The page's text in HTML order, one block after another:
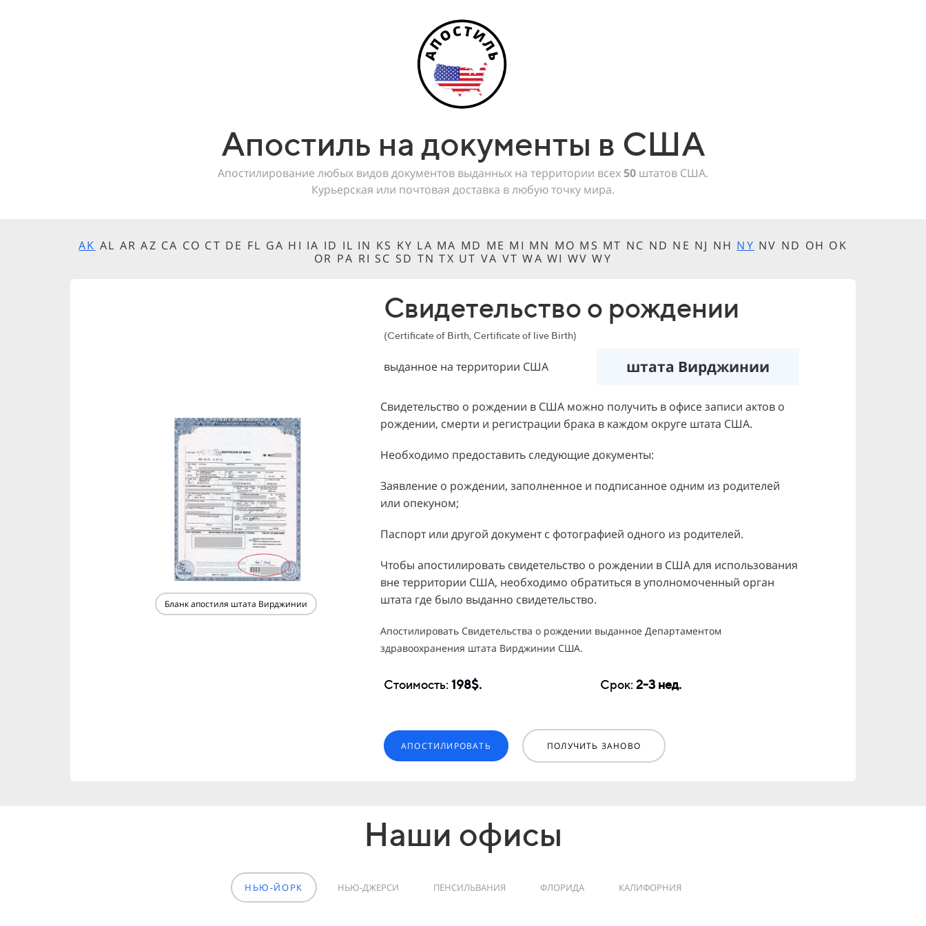
Апостиль на документы в США
Апостилирование любых видов документов выданных на территории всех 50 штатов США.
Курьерская или почтовая доставка в любую точку мира.
AK AL AR AZ CA CO CT DE FL GA HI IA ID IL IN KS KY LA MA MD ME MI MN MO MS MT NC ND NE NJ NH NY NV ND OH OK
OR PA RI SC SD TN TX UT VA VT WA WI WV WY
Бланк апостиля штата Вирджинии
Свидетельство о рождении
(Certificate of Birth, Certificate of live Birth)
выданное на территории США штата Вирджинии
Свидетельство о рождении в США можно получить в офисе записи актов о
рождении, смерти и регистрации брака в каждом округе штата США.
Необходимо предоставить следующие документы:
Заявление о рождении, заполненное и подписанное одним из родителей
или опекуном;
Паспорт или другой документ с фотографией одного из родителей.
Чтобы апостилировать свидетельство о рождении в США для использования
вне территории США, необходимо обратиться в уполномоченный орган
штата где было выданно свидетельство.
Апостилировать Свидетельства о рождении выданное Департаментом
здравоохранения штата Вирджинии США.
Стоимость: 198$. Срок: 2-3 нед.
АПОСТИЛИРОВАТЬ ПОЛУЧИТЬ ЗАНОВО
Наши офисы
НЬЮ-ЙОРК НЬЮ-ДЖЕРСИ ПЕНСИЛЬВАНИЯ ФЛОРИДА КАЛИФОРНИЯ